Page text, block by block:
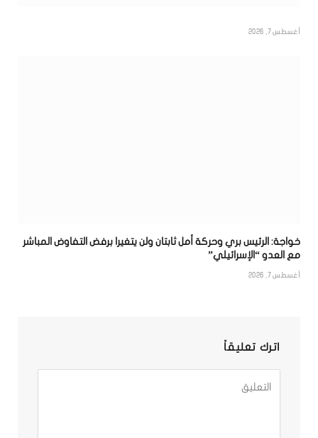
أغسطس 7, 2026
خواجة: الرئيس بري وحركة أمل ثابتان ولن يتغيرا برفض التفاوض المباشر
مع العدو “الإسرائيلي”
أغسطس 7, 2026
اترك تعليقاً